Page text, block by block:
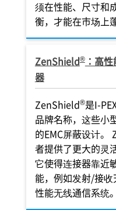
须在性能、尺寸和
衡，才能在市场上
ZenShield®：高性
器
ZenShield®是I-
品牌名称，这些小
的EMC屏蔽设计。
者提供了更大的灵
它使得连接器靠近
能，例如发射/接
性能无线通信系统。